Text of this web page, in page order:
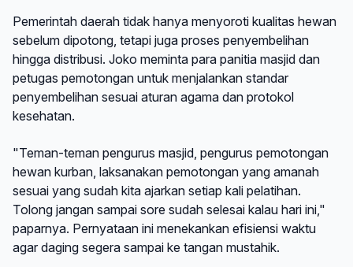
Pemerintah daerah tidak hanya menyoroti kualitas hewan
sebelum dipotong, tetapi juga proses penyembelihan
hingga distribusi. Joko meminta para panitia masjid dan
petugas pemotongan untuk menjalankan standar
penyembelihan sesuai aturan agama dan protokol
kesehatan.
"Teman-teman pengurus masjid, pengurus pemotongan
hewan kurban, laksanakan pemotongan yang amanah
sesuai yang sudah kita ajarkan setiap kali pelatihan.
Tolong jangan sampai sore sudah selesai kalau hari ini,"
paparnya. Pernyataan ini menekankan efisiensi waktu
agar daging segera sampai ke tangan mustahik.